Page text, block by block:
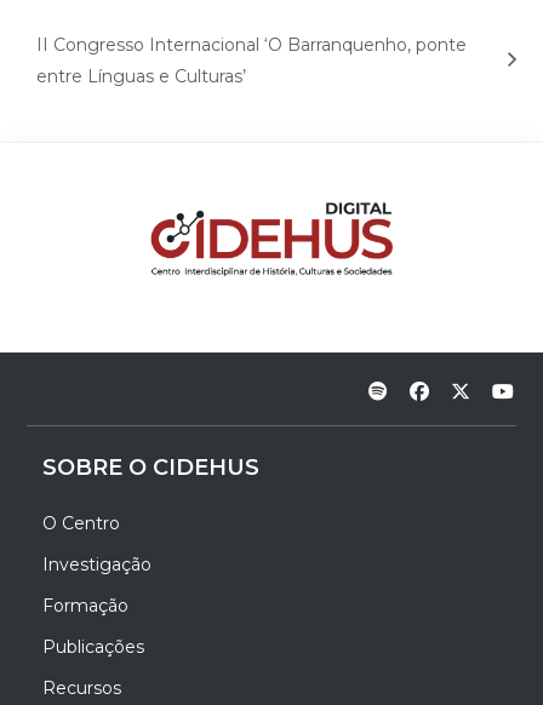
II Congresso Internacional ‘O Barranquenho, ponte
entre Línguas e Culturas’
SOBRE O CIDEHUS
O Centro
Investigação
Formação
Publicações
Recursos